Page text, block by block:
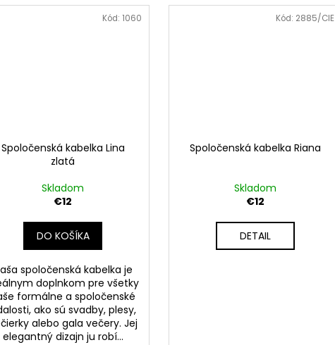
Spoločenská kabelka Lina
zlatá
Skladom
€12
DO KOŠÍKA
spoločenská kabelka je
doplnkom pre všetky
formálne a spoločenské
ako sú svadby, plesy,
alebo gala večery. Jej
elegantný dizajn ju robí...
Kód:1060
Spoločenská kabelka Riana
Skladom
€12
DETAIL
Kód: 2885/CIE